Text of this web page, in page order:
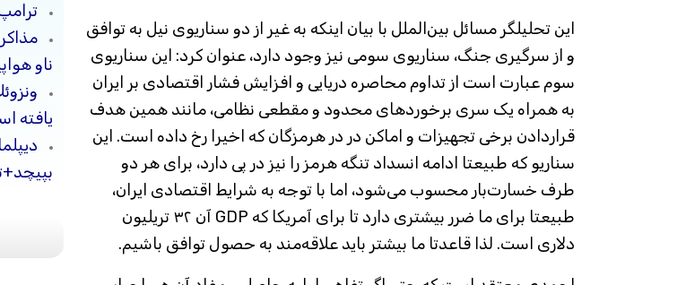
این تحلیلگر مسائل بین‌الملل با بیان اینکه به غیر از دو سناریوی نیل به توافق
و از سرگیری جنگ، سناریوی سومی نیز وجود دارد، عنوان کرد: این سناریوی
سوم عبارت است از تداوم محاصره دریایی و افزایش فشار اقتصادی بر ایران
به همراه یک سری برخوردهای محدود و مقطعی نظامی، مانند همین هدف
قراردادن برخی تجهیزات و اماکن در در هرمزگان که اخیرا رخ داده است. این
سناریو که طبیعتا ادامه انسداد تنگه هرمز را نیز در پی دارد، برای هر دو
طرف خسارت‌بار محسوب می‌شود، اما با توجه به شرایط اقتصادی ایران،
طبیعتا برای ما ضرر بیشتری دارد تا برای آمریکا که GDP آن ۳۲ تریلیون
دلاری است. لذا قاعدتا ما بیشتر باید علاقه‌مند به حصول توافق باشیم.
ناو
یافته